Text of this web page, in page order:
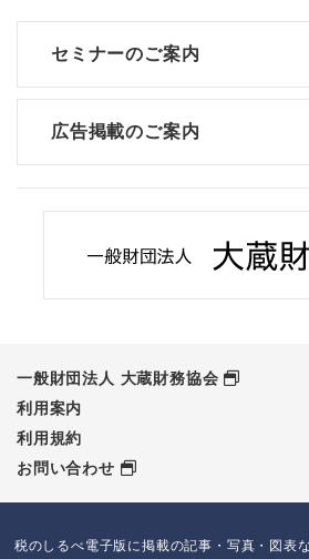
セミナーのご案内
広告掲載のご案内
一般財団法人 大蔵財務協会
利用案内
利用規約
お問い合わせ
税のしるべ電子版に掲載の記事・写真・図表